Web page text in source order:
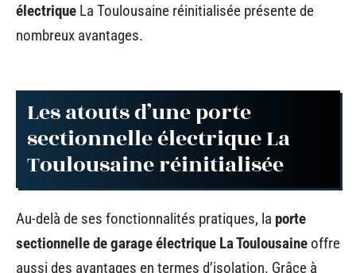
électrique La Toulousaine réinitialisée présente de
nombreux avantages.
Les atouts d’une porte
sectionnelle électrique La
Toulousaine réinitialisée
Au-delà de ses fonctionnalités pratiques, la porte
sectionnelle de garage électrique La Toulousaine offre
aussi des avantages en termes d’isolation. Grâce à